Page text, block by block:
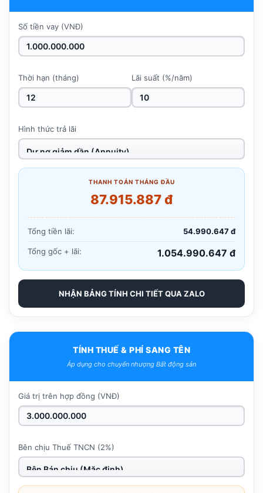
Số tiền vay (VNĐ)
Thời hạn (tháng) Lãi suất (%/năm)
Hình thức trả lãi
THANH TOÁN THÁNG ĐẦU
87.915.887 đ
Tổng tiền lãi: 54.990.647 đ
Tổng gốc + lãi: 1.054.990.647 đ
NHẬN BẢNG TÍNH CHI TIẾT QUA ZALO
TÍNH THUẾ & PHÍ SANG TÊN
Áp dụng cho chuyển nhượng Bất động sản
Giá trị trên hợp đồng (VNĐ)
Bên chịu Thuế TNCN (2%)